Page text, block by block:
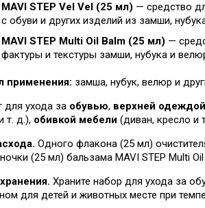
MAVI STEP Vel Vel (25 мл) — средство
с обуви и других изделий из замши,
MAVI STEP Multi Oil Balm (25 мл) —
фактуры и текстуры замши, нубука и
применения: замша, нубук, велюр и
для ухода за обувью, верхней одеждой
т. д.), обивкой мебели (диван, кресло и
Одного флакона (25 мл)
(25 мл) бальзама MAVI STEP Multi
Храните набор для ухода за
для детей и животных месте при